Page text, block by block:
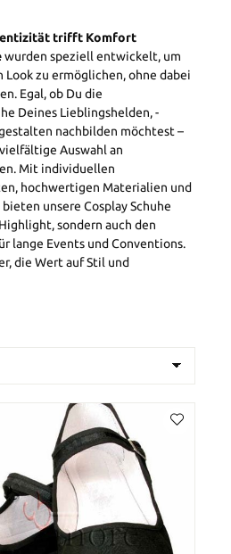
trifft Komfort
wurden speziell entwickelt, um
zu ermöglichen, ohne dabei
Egal, ob Du die
Deines Lieblingshelden, -
nachbilden möchtest –
Auswahl an
Mit individuellen
hochwertigen Materialien und
unsere Cosplay Schuhe
sondern auch den
lange Events und Conventions.
die Wert auf Stil und